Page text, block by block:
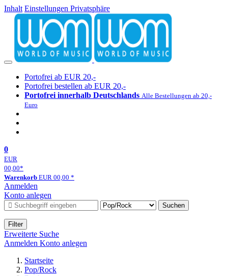
Inhalt Einstellungen Privatsphäre
Portofrei ab EUR 20,-
Portofrei bestellen ab EUR 20,-
Portofrei innerhalb Deutschlands Alle Bestellungen ab 20,-
Euro
0
EUR
00,00*
Warenkorb EUR 00,00 *
Anmelden
Konto anlegen
Suchen
Filter
Erweiterte Suche
Anmelden Konto anlegen
Startseite
Pop/Rock